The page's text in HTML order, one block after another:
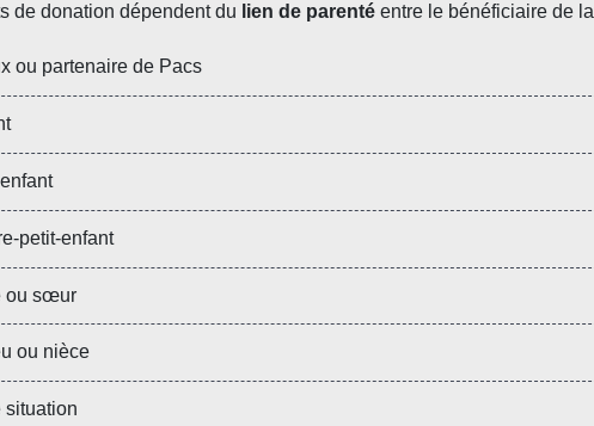
de donation dépendent du lien de parenté entre le bénéficiaire de
ou partenaire de Pacs
petit-enfant
ou sœur
ou nièce
situation